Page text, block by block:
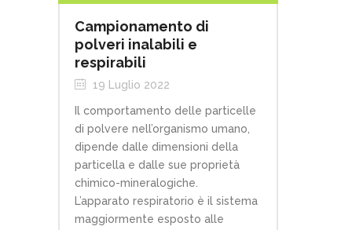
Campionamento di
polveri inalabili e
respirabili
19 Luglio 2022
Il comportamento delle particelle
di polvere nell’organismo umano,
dipende dalle dimensioni della
particella e dalle sue proprietà
chimico-mineralogiche.
L’apparato respiratorio è il sistema
maggiormente esposto alle